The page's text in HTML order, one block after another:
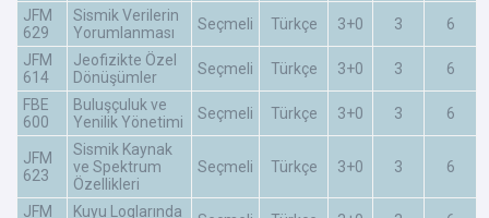
JFM
629
Sismik Verilerin
Yorumlanması
Seçmeli Türkçe 3+0 3 6
JFM
614
Jeofizikte Özel
Dönüşümler
Seçmeli Türkçe 3+0 3 6
FBE
600
Buluşçuluk ve
Yenilik Yönetimi
Seçmeli Türkçe 3+0 3 6
JFM
623
Sismik Kaynak
ve Spektrum
Özellikleri
Seçmeli Türkçe 3+0 3 6
JFM Kuyu Loglarında